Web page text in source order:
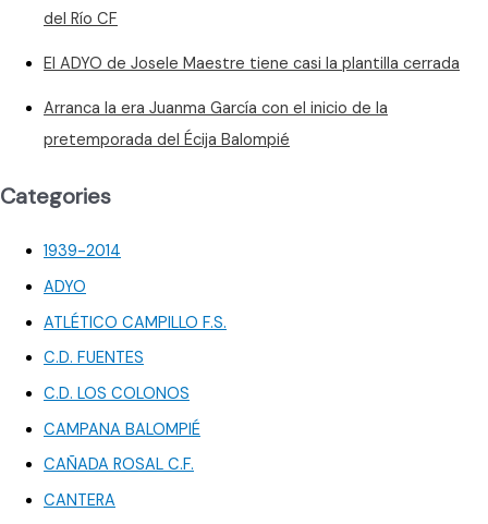
del Río CF
El ADYO de Josele Maestre tiene casi la plantilla cerrada
Arranca la era Juanma García con el inicio de la
pretemporada del Écija Balompié
Categories
1939-2014
ADYO
ATLÉTICO CAMPILLO F.S.
C.D. FUENTES
C.D. LOS COLONOS
CAMPANA BALOMPIÉ
CAÑADA ROSAL C.F.
CANTERA